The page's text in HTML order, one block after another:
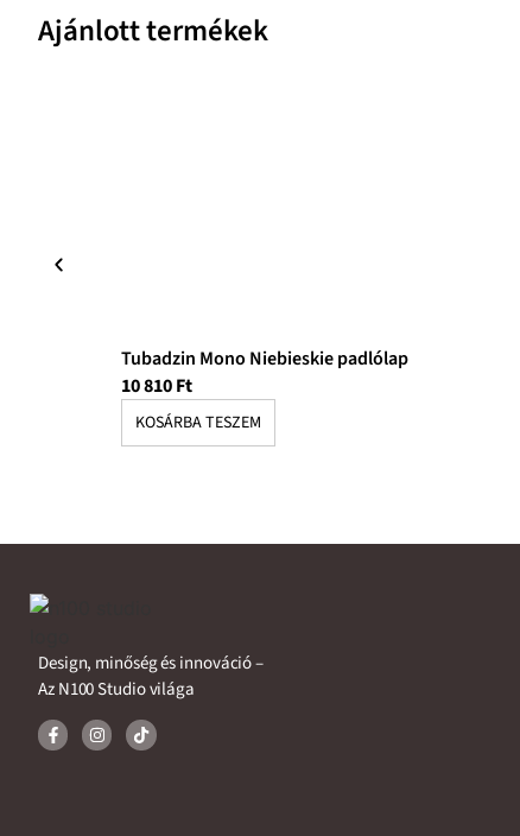
Ajánlott termékek
Tubadzin Mono Niebieskie padlólap
10 810Ft
KOSÁRBA TESZEM
Design, minőség és innováció –
Az N100 Studio világa